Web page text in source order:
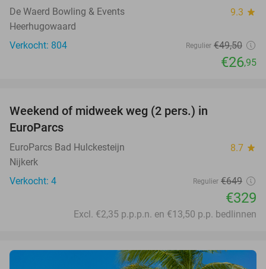
De Waerd Bowling & Events 9.3 star
Heerhugowaard
Verkocht: 804
Regulier €49,50
€26,95
Weekend of midweek weg (2 pers.) in
EuroParcs
EuroParcs Bad Hulckesteijn 8.7 star
Nijkerk
Verkocht: 4
Regulier €649
€329
Excl. €2,35 p.p.p.n. en €13,50 p.p. bedlinnen